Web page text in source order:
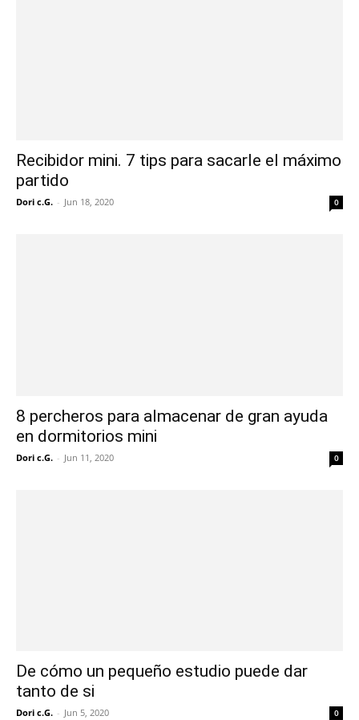
Recibidor mini. 7 tips para sacarle el máximo
partido
Dori c.G. - Jun 18, 2020 0
8 percheros para almacenar de gran ayuda
en dormitorios mini
Dori c.G. - Jun 11, 2020 0
De cómo un pequeño estudio puede dar
tanto de si
Dori c.G. - Jun 5, 2020 0